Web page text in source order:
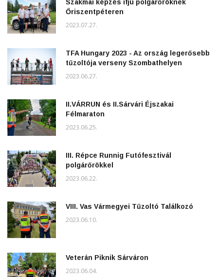
Szakmai képzés ifjú polgárőröknek
Őriszentpéteren
2023.07.27.
TFA Hungary 2023 - Az ország legerősebb
tűzoltója verseny Szombathelyen
2023.06.27.
II.VÁRRUN és II.Sárvári Éjszakai
Félmaraton
2023.06.25.
III. Répce Runnig Futófesztivál
polgárőrökkel
2023.06.22.
VIII. Vas Vármegyei Tűzoltó Találkozó
2023.06.10.
Veterán Piknik Sárváron
2023.06.04.